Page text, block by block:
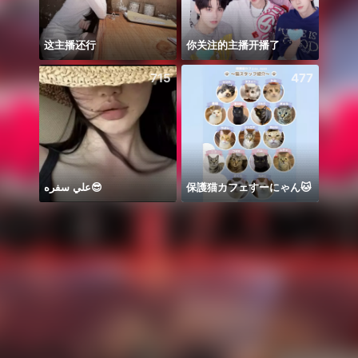
这主播还行 你关注的主播开播了
715
علي سفره😎
477
保護猫カフェすーにゃん🐱 Có